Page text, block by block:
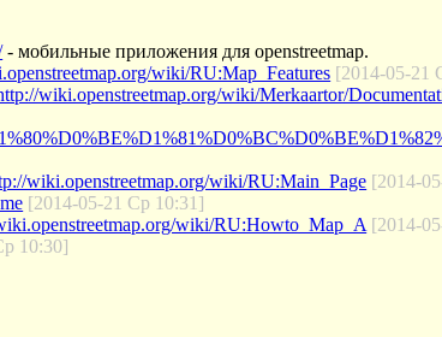
- мобильные приложения для openstreetmap.
wiki/RU:Map_Features [2014-05-21
wiki.openstreetmap.org/wiki/Merkaartor/
wiki.openstreetmap.org/wiki/RU:Main_Page [2014-
[2014-05-21 Ср 10:31]
wiki/RU:Howto_Map_A [2014-
10:30]